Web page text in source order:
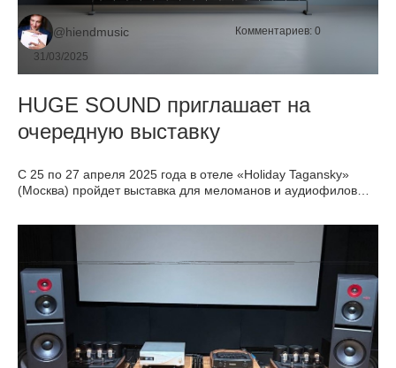
@hiendmusic
31/03/2025
Комментариев: 0
HUGE SOUND приглашает на
очередную выставку
С 25 по 27 апреля 2025 года в отеле «Holiday Tagansky»
(Москва) пройдет выставка для меломанов и аудиофилов
представит на выставке две системы высшего уровня.
Подробности в статье.